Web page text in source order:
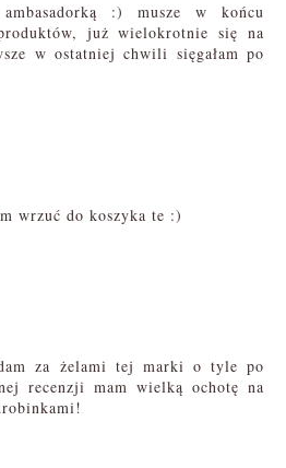
:) musze w końcu
już wielokrotnie się na
w ostatniej chwili sięgałam po
wrzuć do koszyka te :)
za żelami tej marki o tyle po
recenzji mam wielką ochotę na